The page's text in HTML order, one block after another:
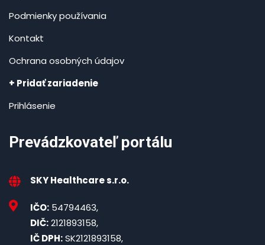
Podmienky používania
Kontakt
Ochrana osobných údajov
+ Pridať zariadenie
Prihlásenie
Prevádzkovateľ portálu
SKY Healthcare s.r.o.
IČO: 54794463,
DIČ:2121893158,
IČ DPH:SK2121893158,